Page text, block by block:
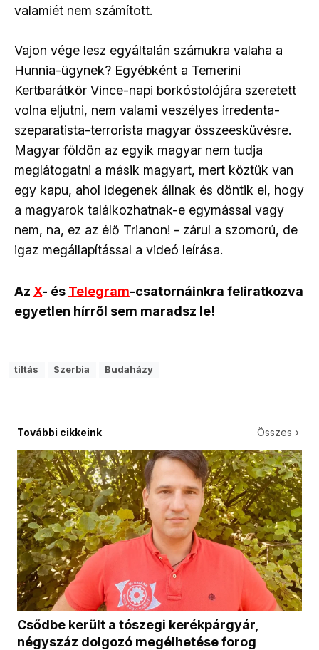
valamiét nem számított.
Vajon vége lesz egyáltalán számukra valaha a
Hunnia-ügynek? Egyébként a Temerini
Kertbarátkör Vince-napi borkóstolójára szeretett
volna eljutni, nem valami veszélyes irredenta-
szeparatista-terrorista magyar összeesküvésre.
Magyar földön az egyik magyar nem tudja
meglátogatni a másik magyart, mert köztük van
egy kapu, ahol idegenek állnak és döntik el, hogy
a magyarok találkozhatnak-e egymással vagy
nem, na, ez az élő Trianon! - zárul a szomorú, de
igaz megállapítással a videó leírása.
Az X- és Telegram-csatornáinkra feliratkozva
egyetlen hírről sem maradsz le!
tiltás Szerbia Budaházy
További cikkeink Összes
Csődbe került a tószegi kerékpárgyár,
négyszáz dolgozó megélhetése forog